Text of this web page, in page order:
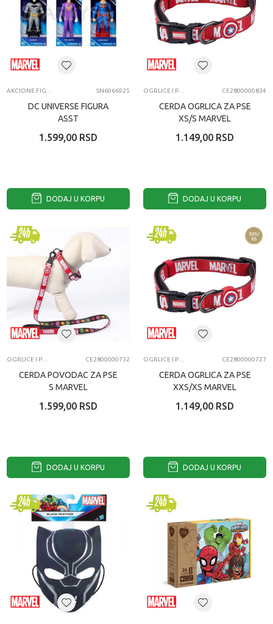
SN6066925
DC UNIVERSE FIGURA
ASST
1.599,00 RSD
DODAJ U KORPU
CE2800000834
CERDA OGRLICA ZA PSE
XS/S MARVEL
1.149,00 RSD
DODAJ U KORPU
CE2800000732
CERDA POVODAC ZA PSE
S MARVEL
1.599,00 RSD
DODAJ U KORPU
CE2800000727
CERDA OGRLICA ZA PSE
XXS/XS MARVEL
1.149,00 RSD
DODAJ U KORPU